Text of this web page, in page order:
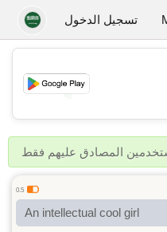
تسجيل الدخول
💖
المصادق عليهم فقط
0.5
An intellectual cool girl